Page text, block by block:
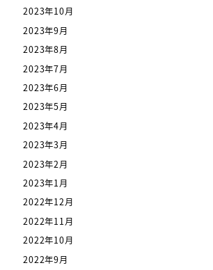
2023年10月
2023年9月
2023年8月
2023年7月
2023年6月
2023年5月
2023年4月
2023年3月
2023年2月
2023年1月
2022年12月
2022年11月
2022年10月
2022年9月